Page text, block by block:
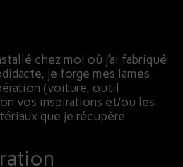
chez moi où j’ai fabriqué
je forge mes lames
(voiture, outil
vos inspirations et/ou les
que je récupère.